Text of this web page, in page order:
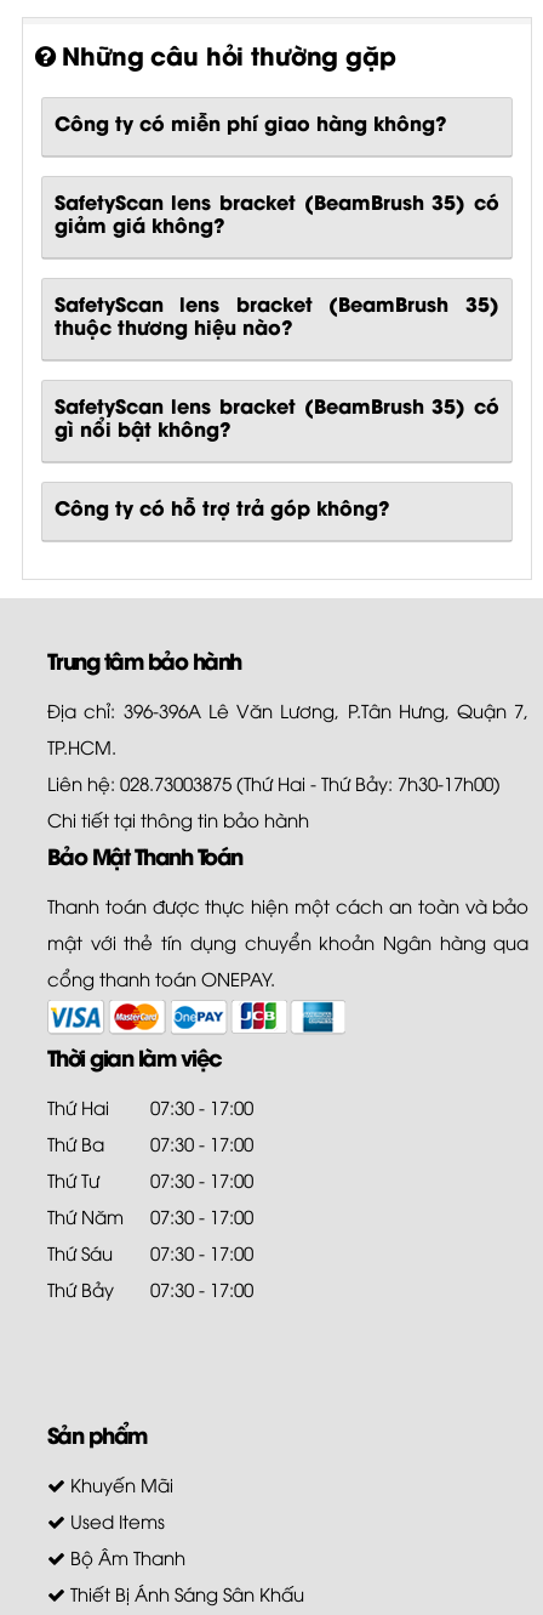
Những câu hỏi thường gặp
Công ty có miễn phí giao hàng không?
SafetyScan lens bracket (BeamBrush 35) có
giảm giá không?
SafetyScan lens bracket (BeamBrush 35)
thuộc thương hiệu nào?
SafetyScan lens bracket (BeamBrush 35) có
gì nổi bật không?
Công ty có hỗ trợ trả góp không?
Trung tâm bảo hành
Địa chỉ: 396-396A Lê Văn Lương, P.Tân Hưng, Quận 7,
TP.HCM.
Liên hệ: 028.73003875 (Thứ Hai - Thứ Bảy: 7h30-17h00)
Chi tiết tại thông tin bảo hành
Bảo Mật Thanh Toán
Thanh toán được thực hiện một cách an toàn và bảo
mật với thẻ tín dụng chuyển khoản Ngân hàng qua
cổng thanh toán ONEPAY.
Thời gian làm việc
Thứ Hai
07:30 - 17:00
Thứ Ba
07:30 - 17:00
Thứ Tư
07:30 - 17:00
Thứ Năm
07:30 - 17:00
Thứ Sáu
07:30 - 17:00
Thứ Bảy
07:30 - 17:00
Sản phẩm
Khuyến Mãi
Used Items
Bộ Âm Thanh
Thiết Bị Ánh Sáng Sân Khấu